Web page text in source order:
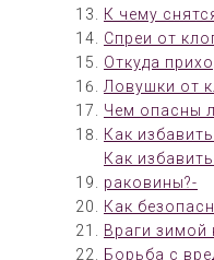
К чему
Спреи от
Откуда
Ловушки от
Чем опасны
Как
Как
раковины?-
Как
Враги зимой
Борьба с